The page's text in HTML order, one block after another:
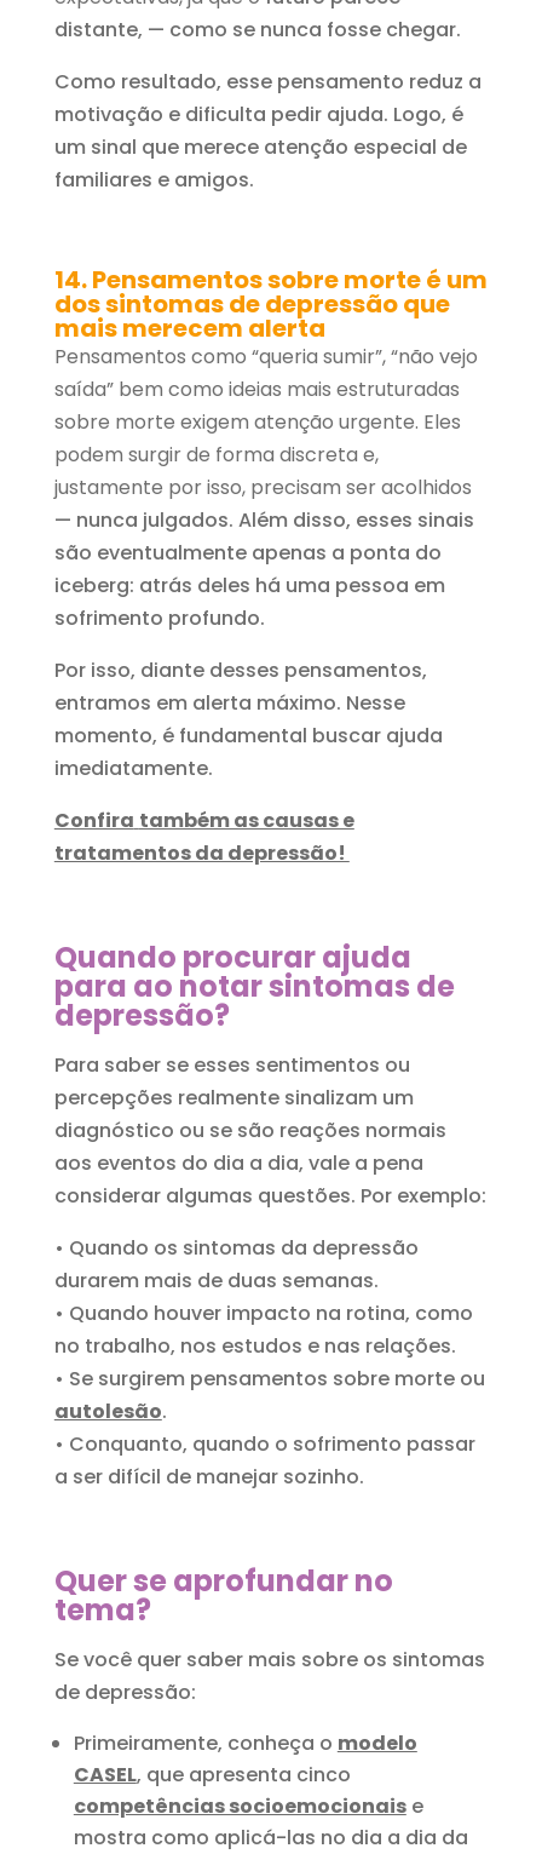
distante, — como se nunca fosse chegar.
Como resultado, esse pensamento reduz a
motivação e dificulta pedir ajuda. Logo, é
um sinal que merece atenção especial de
familiares e amigos.
14. Pensamentos sobre morte é um
dos sintomas de depressão que
mais merecem alerta
Pensamentos como “queria sumir”, “não vejo
saída” bem como ideias mais estruturadas
sobre morte exigem atenção urgente. Eles
podem surgir de forma discreta e,
justamente por isso, precisam ser acolhidos
— nunca julgados. Além disso, esses sinais
são eventualmente apenas a ponta do
iceberg: atrás deles há uma pessoa em
sofrimento profundo.
Por isso, diante desses pensamentos,
entramos em alerta máximo. Nesse
momento, é fundamental buscar ajuda
imediatamente.
Confira também as causas e
tratamentos da depressão!
Quando procurar ajuda
para ao notar sintomas de
depressão?
Para saber se esses sentimentos ou
percepções realmente sinalizam um
diagnóstico ou se são reações normais
aos eventos do dia a dia, vale a pena
considerar algumas questões. Por exemplo:
• Quando os sintomas da depressão
durarem mais de duas semanas.
• Quando houver impacto na rotina, como
no trabalho, nos estudos e nas relações.
• Se surgirem pensamentos sobre morte ou
autolesão.
• Conquanto, quando o sofrimento passar
a ser difícil de manejar sozinho.
Quer se aprofundar no
tema?
Se você quer saber mais sobre os sintomas
de depressão:
Primeiramente, conheça o modelo
CASEL, que apresenta cinco
competências socioemocionaise
mostra como aplicá-las no dia a dia da